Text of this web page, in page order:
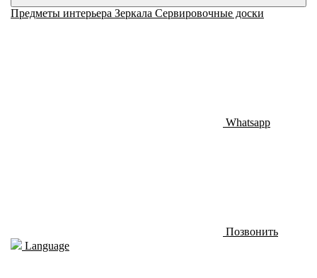
Предметы интерьера Зеркала Сервировочные доски
Whatsapp
Позвонить
Language